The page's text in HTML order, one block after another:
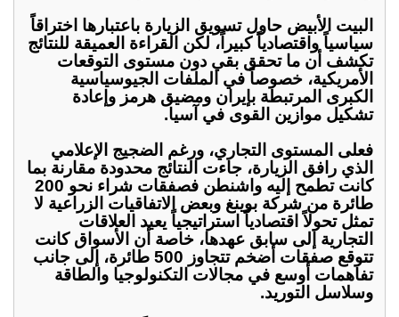
البيت الأبيض حاول تسويق الزيارة باعتبارها اختراقاً
سياسياً واقتصادياً كبيراً، لكن القراءة العميقة للنتائج
تكشف أن ما تحقق بقي دون مستوى التوقعات
الأمريكية، خصوصاً في الملفات الجيوسياسية
الكبرى المرتبطة بإيران ومضيق هرمز وإعادة
تشكيل موازين القوى في آسيا.
فعلى المستوى التجاري، ورغم الضجيج الإعلامي
الذي رافق الزيارة، جاءت النتائج محدودة مقارنة بما
كانت تطمح إليه واشنطن فصفقات شراء نحو 200
طائرة من شركة بوينغ وبعض الاتفاقيات الزراعية لا
تمثل تحولاً اقتصادياً استراتيجياً يعيد العلاقات
التجارية إلى سابق عهدها، خاصة أن الأسواق كانت
تتوقع صفقات أضخم تتجاوز 500 طائرة، إلى جانب
تفاهمات أوسع في مجالات التكنولوجيا والطاقة
وسلاسل التوريد.